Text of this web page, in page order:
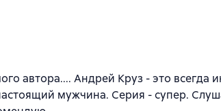
автора.... Андрей Круз - это всегда
мужчина. Серия - супер.